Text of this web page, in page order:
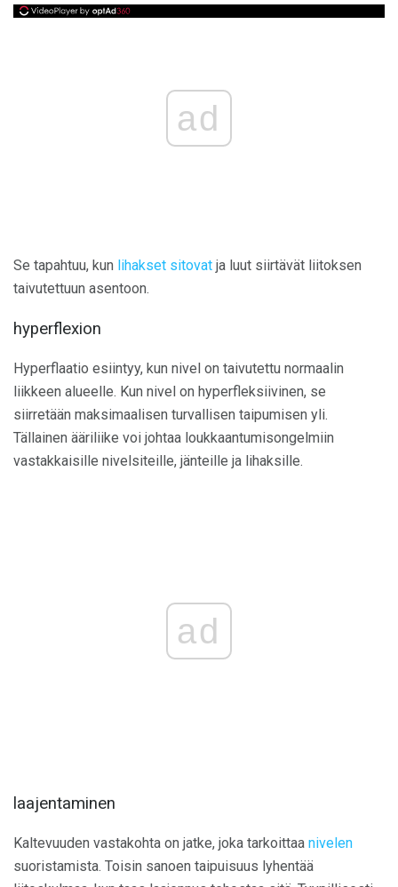
ad
Se tapahtuu, kun lihakset sitovat ja luut siirtävät liitoksen
taivutettuun asentoon.
hyperflexion
Hyperflaatio esiintyy, kun nivel on taivutettu normaalin
liikkeen alueelle. Kun nivel on hyperfleksiivinen, se
siirretään maksimaalisen turvallisen taipumisen yli.
Tällainen ääriliike voi johtaa loukkaantumisongelmiin
vastakkaisille nivelsiteille, jänteille ja lihaksille.
ad
laajentaminen
Kaltevuuden vastakohta on jatke, joka tarkoittaa nivelen
suoristamista. Toisin sanoen taipuisuus lyhentää